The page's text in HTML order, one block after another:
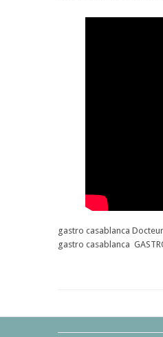
gastro casablanca
gastro casablanca